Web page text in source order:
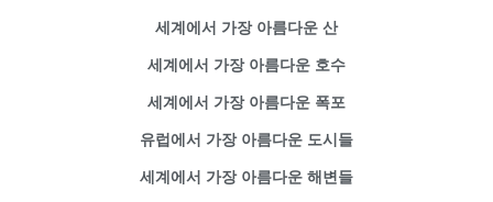
세계에서 가장 아름다운 산
세계에서 가장 아름다운 호수
세계에서 가장 아름다운 폭포
유럽에서 가장 아름다운 도시들
세계에서 가장 아름다운 해변들